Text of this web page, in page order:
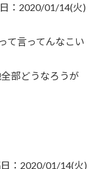
：2020/01/14(火)
て言ってんなこい
部どうなろうが
：2020/01/14(火)